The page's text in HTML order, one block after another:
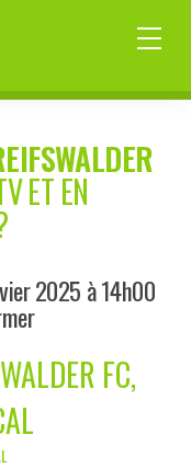
ET EN
2025 à 14h00
FC,